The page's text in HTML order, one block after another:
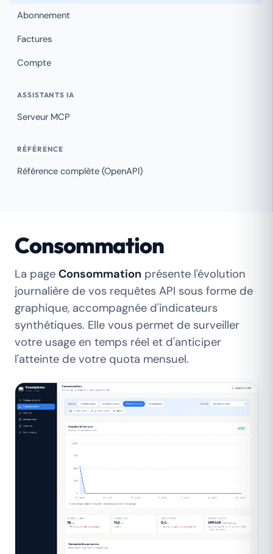
Abonnement
Factures
Compte
ASSISTANTS IA
Serveur MCP
RÉFÉRENCE
Référence complète (OpenAPI)
Consommation
La page Consommation présente l'évolution
journalière de vos requêtes API sous forme de
graphique, accompagnée d'indicateurs
synthétiques. Elle vous permet de surveiller
votre usage en temps réel et d'anticiper
l'atteinte de votre quota mensuel.